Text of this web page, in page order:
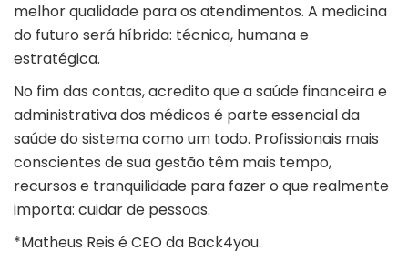
melhor qualidade para os atendimentos. A medicina
do futuro será híbrida: técnica, humana e
estratégica.
No fim das contas, acredito que a saúde financeira e
administrativa dos médicos é parte essencial da
saúde do sistema como um todo. Profissionais mais
conscientes de sua gestão têm mais tempo,
recursos e tranquilidade para fazer o que realmente
importa: cuidar de pessoas.
*Matheus Reis é CEO da Back4you.